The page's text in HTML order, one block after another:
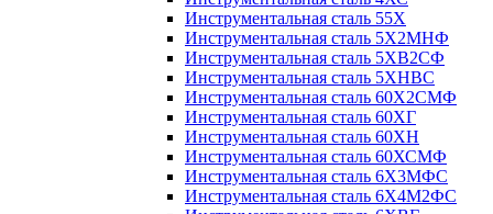
Инструментальная сталь 55Х
Инструментальная сталь 5Х2МНФ
Инструментальная сталь 5ХВ2СФ
Инструментальная сталь 5ХНВС
Инструментальная сталь 60Х2СМФ
Инструментальная сталь 60ХГ
Инструментальная сталь 60ХН
Инструментальная сталь 60ХСМФ
Инструментальная сталь 6Х3МФС
Инструментальная сталь 6Х4М2ФС